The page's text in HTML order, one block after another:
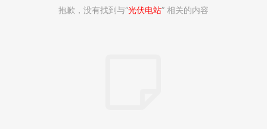
抱歉，没有找到与“光伏电站” 相关的内容